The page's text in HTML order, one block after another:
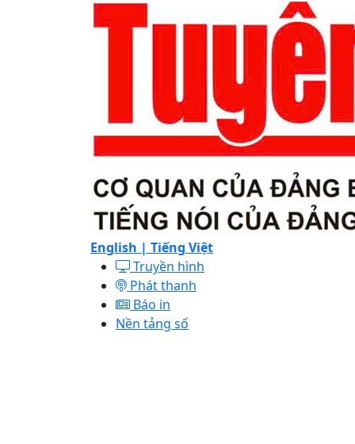
English | Tiếng Việt
Truyền hình
Phát thanh
Báo in
Nền tảng số